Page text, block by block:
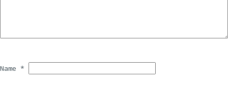
Name *